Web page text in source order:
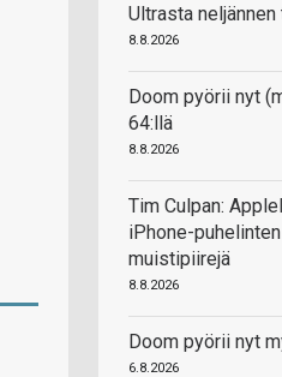
Ultrasta
8.8.2026
Doom pyörii nyt
64:llä
8.8.2026
Tim Culpan:
iPhone-
muistipiirejä
8.8.2026
Doom pyörii nyt
6.8.2026